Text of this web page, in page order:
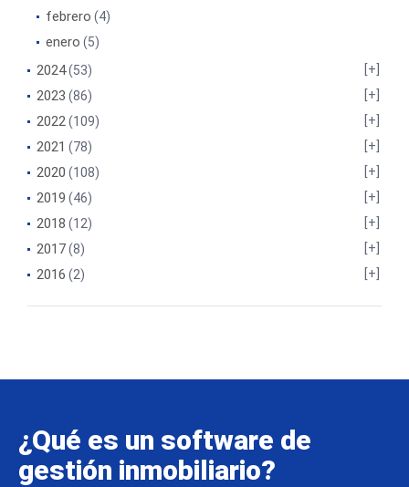
febrero (4)
enero (5)
2024(53)
2023 (86)
2022(109)
2021 (78)
2020 (108)
2019 (46)
2018 (12)
2017(8)
2016 (2)
¿Qué es un software de
gestión inmobiliario?